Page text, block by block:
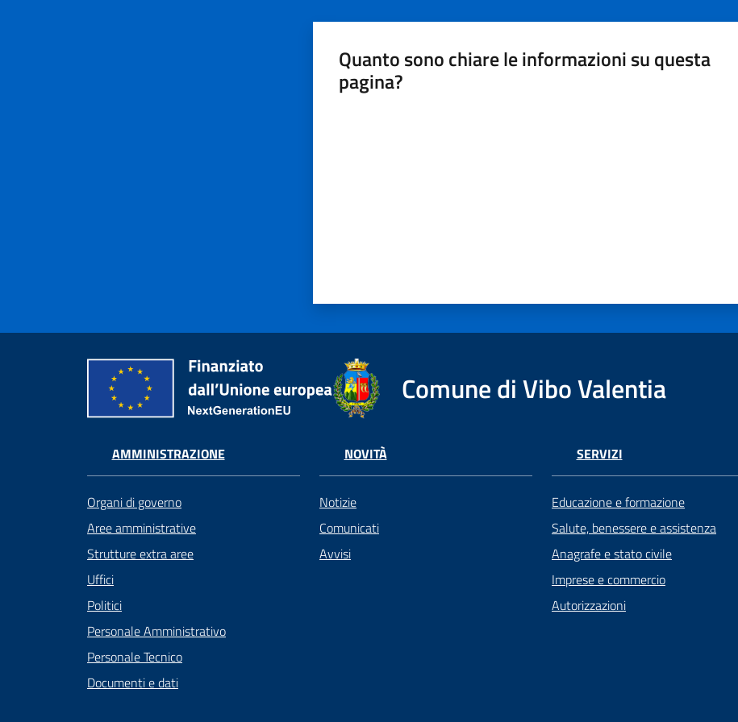
Quanto sono chiare le informazioni su questa
pagina?
Comune di Vibo Valentia
AMMINISTRAZIONE
Organi di governo
Aree amministrative
Strutture extra aree
Uffici
Politici
Personale Amministrativo
Personale Tecnico
Documenti e dati
NOVITÀ
Notizie
Comunicati
Avvisi
SERVIZI
Educazione e formazione
Salute, benessere e assistenza
Anagrafe e stato civile
Imprese e commercio
Autorizzazioni